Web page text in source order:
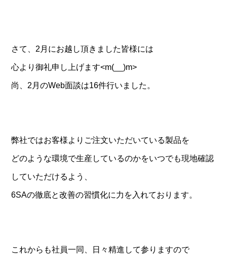
さて、2月にお越し頂きました皆様には
心より御礼申し上げます<m(__)m>
尚、2月のWeb面談は16件行いました。
弊社ではお客様よりご注文いただいている製品を
どのような環境で生産しているのかをいつでも現地確認
していただけるよう、
6SAの徹底と改善の習慣化に力を入れております。
これからも社員一同、日々精進して参りますので